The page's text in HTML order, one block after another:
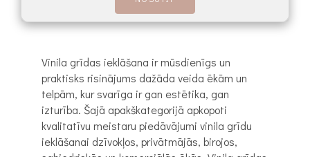
Vinila grīdas ieklāšana ir mūsdienīgs un
praktisks risinājums dažāda veida ēkām un
telpām, kur svarīga ir gan estētika, gan
izturība. Šajā apakškategorijā apkopoti
kvalitatīvu meistaru piedāvājumi vinila grīdu
ieklāšanai dzīvokļos, privātmājās, birojos,